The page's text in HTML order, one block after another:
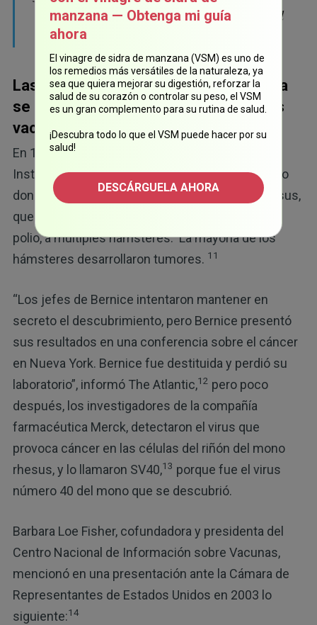
los riñones de los monos eran recolectores del
virus del simio”.
Las personas en Estados Unidos nunca
se enteraron del virus del mono, en las
vacunas contra la polio
En 1959, Bernice Eddy, investigadora de los
Institutos Nacionales de Salud, realizó un estudio
donde inyectó el sustrato de riñón de mono rhesus,
que se utilizó para fabricar las vacunas contra la
polio, a múltiples hámsteres. La mayoría de los
hámsteres desarrollaron tumores. 11
“Los jefes de Bernice intentaron mantener en
secreto el descubrimiento, pero Bernice presentó
sus resultados en una conferencia sobre el cáncer
en Nueva York. Bernice fue destituida y perdió su
laboratorio”, informó The Atlantic,12 pero poco
después, los investigadores de la compañía
farmacéutica Merck, detectaron el virus que
provoca cáncer en las células del riñón del mono
rhesus, y lo llamaron SV40,13 porque fue el virus
número 40 del mono que se descubrió.
Barbara Loe Fisher, cofundadora y presidenta del
Centro Nacional de Información sobre Vacunas,
mencionó en una presentación ante la Cámara de
Representantes de Estados Unidos en 2003 lo
siguiente:14
manzana — Obtenga mi guía
ahora
El vinagre de sidra de manzana (VSM) es uno de
los remedios más versátiles de la naturaleza, ya
sea que quiera mejorar su digestión, reforzar la
salud de su corazón o controlar su peso, el VSM
es un gran complemento para su rutina de salud.
¡Descubra todo lo que el VSM puede hacer por su
salud!
DESCÁRGUELA AHORA